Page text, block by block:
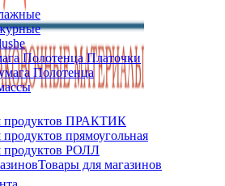
Полотенца Платочки
Полотенца
продуктов ПРАКТИК
продуктов прямоугольная
продуктов РОЛЛ
Товары для магазинов